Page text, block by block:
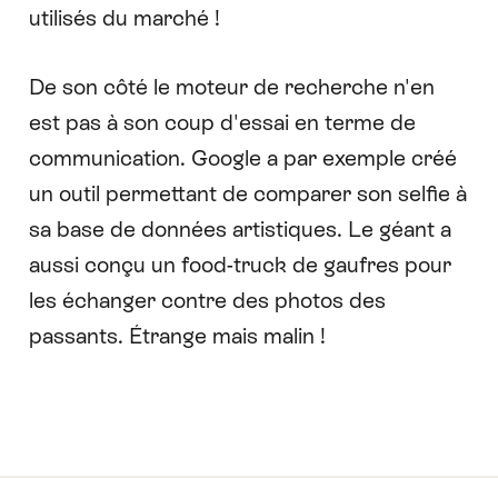
utilisés du marché !
De son côté le moteur de recherche n'en
est pas à son coup d'essai en terme de
communication. Google a par exemple créé
un outil permettant de comparer son selfie à
sa base de données artistiques. Le géant a
aussi conçu un food-truck de gaufres pour
les échanger contre des photos des
passants. Étrange mais malin !